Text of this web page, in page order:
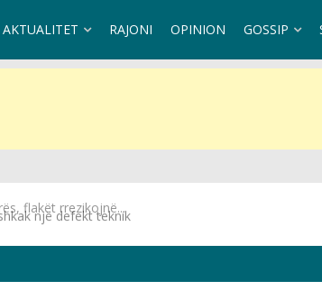
AKTUALITET RAJONI OPINION GOSSIP
një defekt teknik